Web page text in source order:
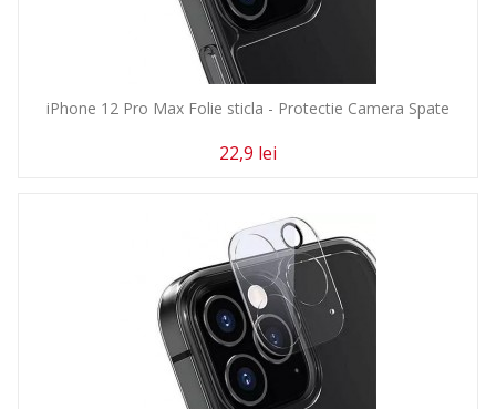
iPhone 12 Pro Max Folie sticla - Protectie Camera Spate
22,9 lei